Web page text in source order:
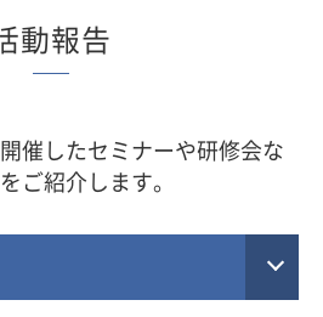
動報告
催したセミナーや研修会な
ご紹介します。